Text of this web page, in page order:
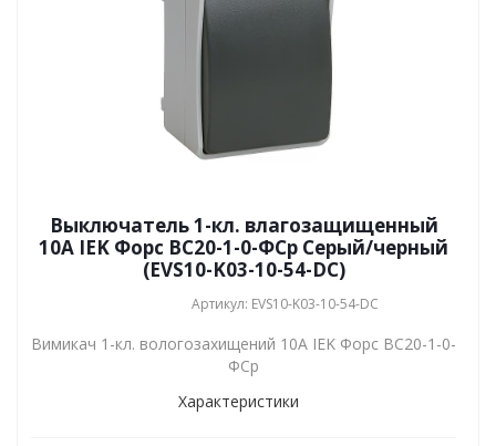
Выключатель 1-кл. влагозащищенный
10А IEK Форс ВС20-1-0-ФСр Серый/черный
(EVS10-K03-10-54-DC)
Артикул: EVS10-K03-10-54-DC
Вимикач 1-кл. вологозахищений 10А IEK Форс ВС20-1-0-
ФСр
Характеристики